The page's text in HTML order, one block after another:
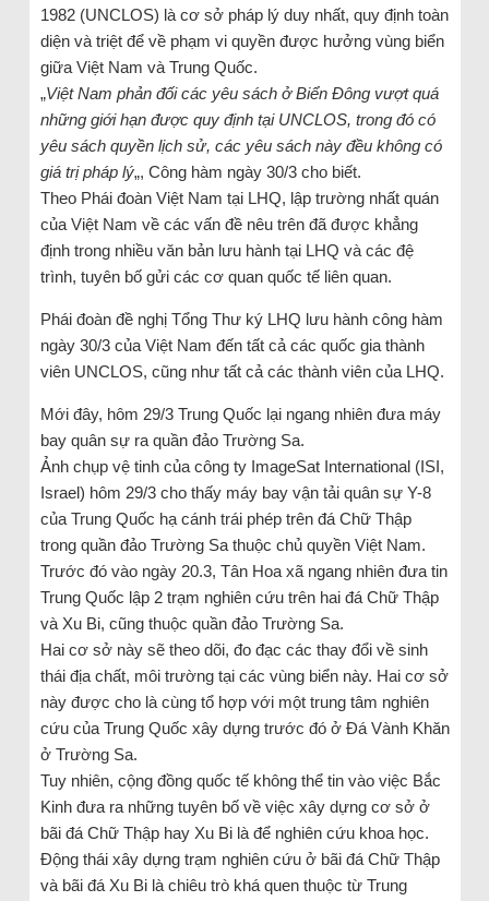
1982 (UNCLOS) là cơ sở pháp lý duy nhất, quy định toàn
diện và triệt để về phạm vi quyền được hưởng vùng biển
giữa Việt Nam và Trung Quốc.
„Việt Nam phản đối các yêu sách ở Biển Đông vượt quá
những giới hạn được quy định tại UNCLOS, trong đó có
yêu sách quyền lịch sử, các yêu sách này đều không có
giá trị pháp lý„, Công hàm ngày 30/3 cho biết.
Theo Phái đoàn Việt Nam tại LHQ, lập trường nhất quán
của Việt Nam về các vấn đề nêu trên đã được khẳng
định trong nhiều văn bản lưu hành tại LHQ và các đệ
trình, tuyên bố gửi các cơ quan quốc tế liên quan.
Phái đoàn đề nghị Tổng Thư ký LHQ lưu hành công hàm
ngày 30/3 của Việt Nam đến tất cả các quốc gia thành
viên UNCLOS, cũng như tất cả các thành viên của LHQ.
Mới đây, hôm 29/3 Trung Quốc lại ngang nhiên đưa máy
bay quân sự ra quần đảo Trường Sa.
Ảnh chụp vệ tinh của công ty ImageSat International (ISI,
Israel) hôm 29/3 cho thấy máy bay vận tải quân sự Y-8
của Trung Quốc hạ cánh trái phép trên đá Chữ Thập
trong quần đảo Trường Sa thuộc chủ quyền Việt Nam.
Trước đó vào ngày 20.3, Tân Hoa xã ngang nhiên đưa tin
Trung Quốc lập 2 trạm nghiên cứu trên hai đá Chữ Thập
và Xu Bi, cũng thuộc quần đảo Trường Sa.
Hai cơ sở này sẽ theo dõi, đo đạc các thay đổi về sinh
thái địa chất, môi trường tại các vùng biển này. Hai cơ sở
này được cho là cùng tổ hợp với một trung tâm nghiên
cứu của Trung Quốc xây dựng trước đó ở Đá Vành Khăn
ở Trường Sa.
Tuy nhiên, cộng đồng quốc tế không thể tin vào việc Bắc
Kinh đưa ra những tuyên bố về việc xây dựng cơ sở ở
bãi đá Chữ Thập hay Xu Bi là để nghiên cứu khoa học.
Động thái xây dựng trạm nghiên cứu ở bãi đá Chữ Thập
và bãi đá Xu Bi là chiêu trò khá quen thuộc từ Trung